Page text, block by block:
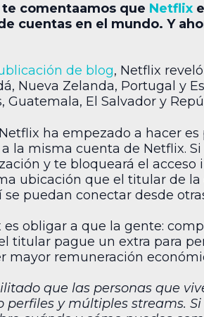
comentaamos que Netflix
cuentas en el mundo. Y
de blog, Netflix
Nueva Zelanda, Portugal y
Guatemala, El Salvador y
ha empezado a hacer
la misma cuenta de Netflix.
y te bloqueará el
ubicación que el titular de
se puedan conectar desde
obligar a que la gente:
titular pague un extra para
mayor remuneración
que las personas que
perfiles y múltiples streams.